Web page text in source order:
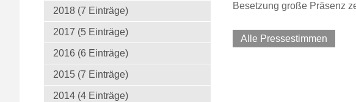
Besetzung große Präsenz
Alle Pressestimmen
2018 (7 Einträge)
2017 (5 Einträge)
2016 (6 Einträge)
2015 (7 Einträge)
2014 (4 Einträge)